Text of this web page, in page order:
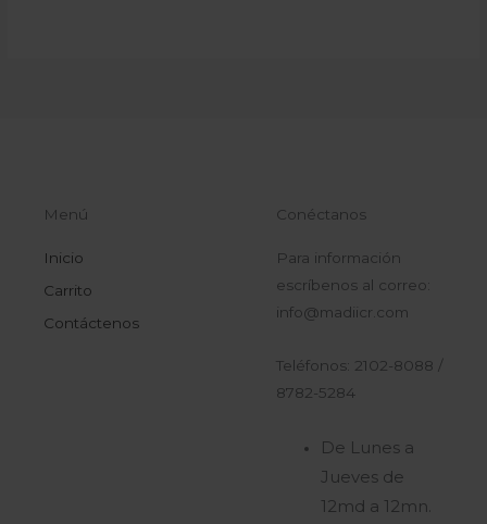
Menú
Inicio
Carrito
Contáctenos
Conéctanos
Para información
escríbenos al correo:
info@madiicr.com
Teléfonos: 2102-8088 /
8782-5284
De Lunes a
Jueves de
12md a 12mn.